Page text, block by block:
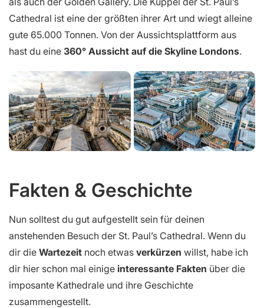
Cathedral ist eine der größten ihrer Art und wiegt alleine
gute 65.000 Tonnen. Von der Aussichtsplattform aus
hast du eine 360° Aussicht auf die Skyline Londons.
Fakten & Geschichte
Nun solltest du gut aufgestellt sein für deinen
anstehenden Besuch der St. Paul’s Cathedral. Wenn du
dir die Wartezeit noch etwas verkürzen willst, habe ich
dir hier schon mal einige interessante Fakten über die
imposante Kathedrale und ihre Geschichte
zusammengestellt.